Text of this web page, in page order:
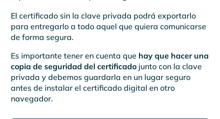
El certificado sin la clave privada podrá exportarlo
para entregarlo a todo aquel que quiera comunicarse
de forma segura.
Es importante tener en cuenta que hay que hacer una
copia de seguridad del certificado junto con la clave
privada y debemos guardarla en un lugar seguro
antes de instalar el certificado digital en otro
navegador.